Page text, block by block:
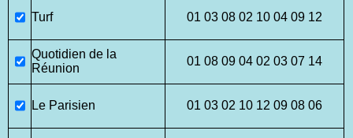
Turf 01 03 08 02 10 04 09 12
Quotidien de la
Réunion
01 08 09 04 02 03 07 14
Le Parisien 01 03 02 10 12 09 08 06